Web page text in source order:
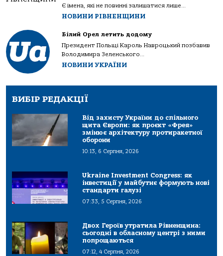
Є імена, які не повинні залишатися лише...
НОВИНИ РІВНЕНЩИНИ
Білий Орел летить додому
Президент Польщі Кароль Навроцький позбавив
Володимира Зеленського...
НОВИНИ УКРАЇНИ
ВИБІР РЕДАКЦІЇ
Від захисту України до спільного
щита Європи: як проєкт «Фрея»
змінює архітектуру протиракетної
оборони
10:13, 6 Серпня, 2026
Ukraine Investment Congress: як
інвестиції у майбутнє формують нові
стандарти галузі
07:33, 5 Серпня, 2026
Двох Героїв утратила Рівненщина:
сьогодні в обласному центрі з ними
попрощаються
07:12, 4 Серпня, 2026